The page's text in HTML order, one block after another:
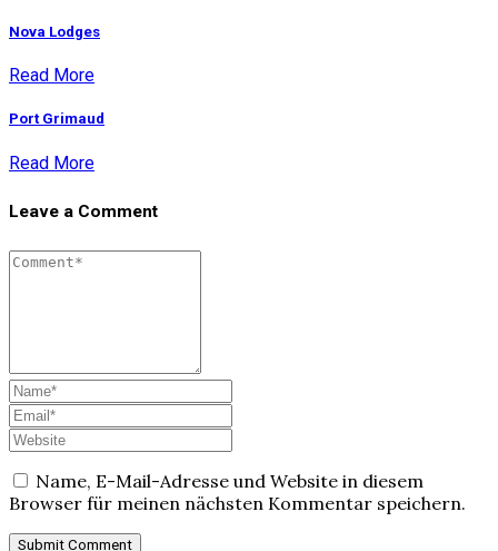
Nova Lodges
Read More
Port Grimaud
Read More
Leave a Comment
Name, E-Mail-Adresse und Website in diesem
Browser für meinen nächsten Kommentar speichern.